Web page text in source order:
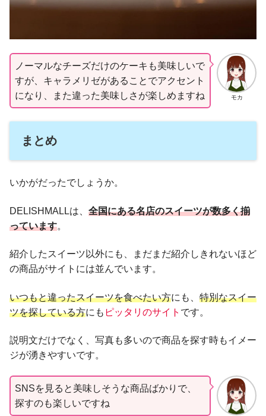
モカ
ノーマルなチーズだけのケーキも美味しいで
すが、キャラメリゼがあることでアクセント
になり、また違った美味しさが楽しめますね
まとめ
いかがだったでしょうか。
DELISHMALLは、 全国にある名店のスイーツが数多く揃
っています。
紹介したスイーツ以外にも、まだまだ紹介しきれないほど
の商品がサイトには並んでいます。
いつもと違ったスイーツを食べたい方にも、 特別なスイー
ツを探している方にも ピッタリのサイト です。
説明文だけでなく、写真も多いので商品を探す時もイメー
ジが湧きやすいです。
SNSを見ると美味しそうな商品ばかりで、
探すのも楽しいですね